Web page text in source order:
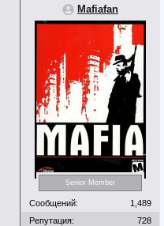
Mafiafan
Senior Member
Сообщений:
1,489
Репутация:
728